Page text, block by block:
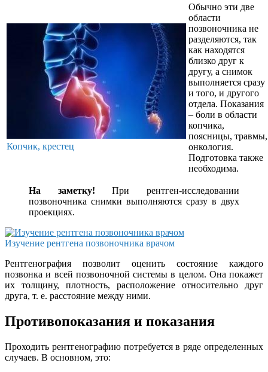
Копчик, крестец
Обычно эти две
области
позвоночника не
разделяются, так
как находятся
близко друг к
другу, а снимок
выполняется сразу
и того, и другого
отдела. Показания
– боли в области
копчика,
поясницы, травмы,
онкология.
Подготовка также
необходима.
На заметку! При рентген-исследовании
позвоночника снимки выполняются сразу в двух
проекциях.
Изучение рентгена позвоночника врачом
Рентгенография позволит оценить состояние каждого
позвонка и всей позвоночной системы в целом. Она покажет
их толщину, плотность, расположение относительно друг
друга, т. е. расстояние между ними.
Противопоказания и показания
Проходить рентгенографию потребуется в ряде определенных
случаев. В основном, это: